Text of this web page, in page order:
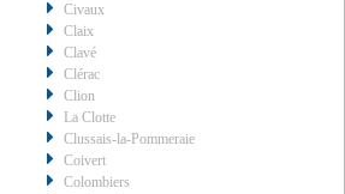
Civaux
Claix
Clavé
Clérac
Clion
La Clotte
Clussais-la-Pommeraie
Coivert
Colombiers